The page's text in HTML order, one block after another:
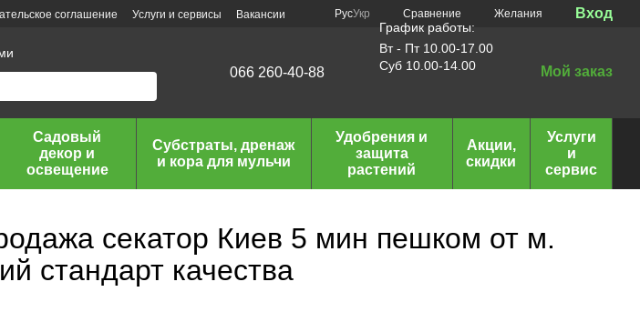
соглашение Услуги и сервисы Вакансии РусУкр Сравнение Желания Вход
066 260-40-88
График работы:
Вт - Пт 10.00-17.00
Суб 10.00-14.00
Мой заказ
Садовый
декор и
освещение
Субстраты, дренаж
и кора для мульчи
Удобрения и
защита
растений
Акции,
скидки
Услуги
и
сервис
секатор Киев 5 мин пешком от м.
стандарт качества